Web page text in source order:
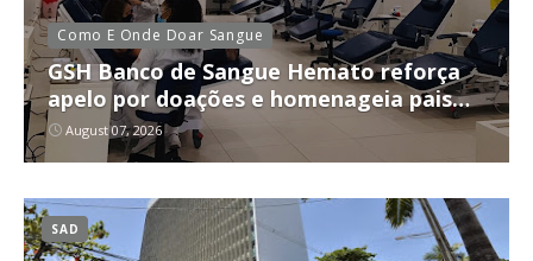
Como E Onde Doar Sangue
GSH Banco de Sangue Hemato reforça
apelo por doações e homenageia pais
que ajudam a salvar vidas
August 07, 2026
SAD